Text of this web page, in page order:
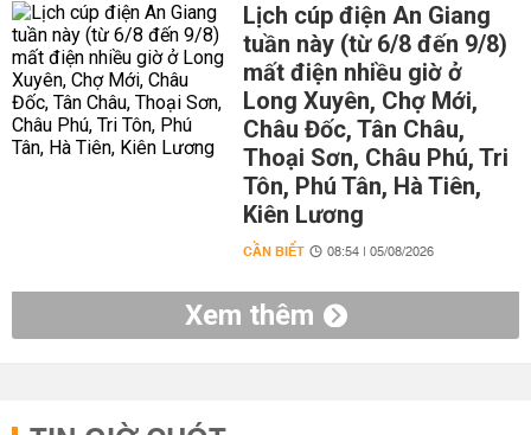
Lịch cúp điện An Giang
tuần này (từ 6/8 đến 9/8)
mất điện nhiều giờ ở
Long Xuyên, Chợ Mới,
Châu Đốc, Tân Châu,
Thoại Sơn, Châu Phú, Tri
Tôn, Phú Tân, Hà Tiên,
Kiên Lương
CẦN BIẾT 08:54 | 05/08/2026
Xem thêm